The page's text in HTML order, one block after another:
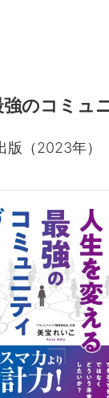
のコミュ
版（2023年）